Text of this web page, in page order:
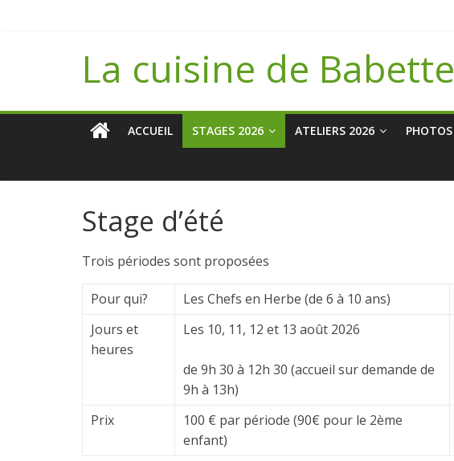
La cuisine de Babette
ACCUEIL STAGES 2026 ATELIERS 2026 PHOTOS
Stage d’été
Trois périodes sont proposées
Pour qui? Les Chefs en Herbe (de 6 à 10 ans)
Jours et
heures
Les 10, 11, 12 et 13 août 2026
de 9h 30 à 12h 30 (accueil sur demande de
9h à 13h)
Prix
100 € par période (90€ pour le 2ème
enfant)